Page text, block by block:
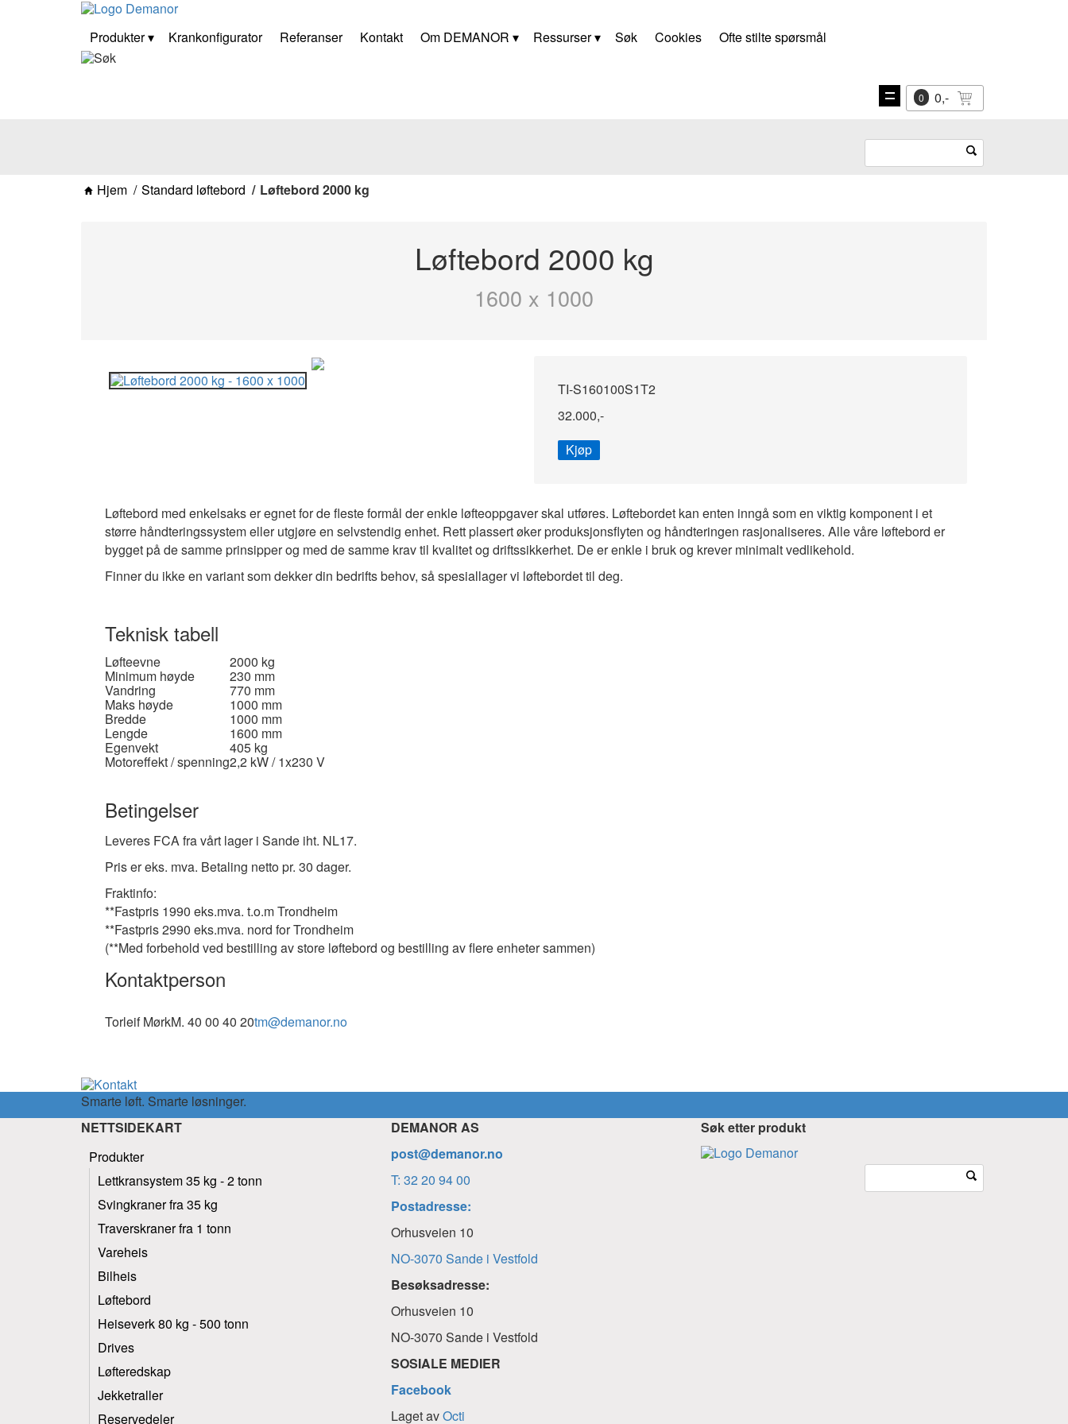
Produkter Krankonfigurator Referanser Kontakt Om DEMANOR Ressurser Søk Cookies Ofte stilte spørsmål
0 0,-
Vis
navigasjon
Hjem Standard løftebord Løftebord 2000 kg
Løftebord 2000 kg
1600 x 1000
TI-S160100S1T2
32.000,-
Kjøp
Løftebord med enkelsaks er egnet for de fleste formål der enkle løfteoppgaver skal utføres. Løftebordet kan enten inngå som en viktig komponent i et
større håndteringssystem eller utgjøre en selvstendig enhet. Rett plassert øker produksjonsflyten og håndteringen rasjonaliseres. Alle våre løftebord er
bygget på de samme prinsipper og med de samme krav til kvalitet og driftssikkerhet. De er enkle i bruk og krever minimalt vedlikehold.
Finner du ikke en variant som dekker din bedrifts behov, så spesiallager vi løftebordet til deg.
Teknisk tabell
Løfteevne 2000 kg
Minimum høyde 230 mm
Vandring 770 mm
Maks høyde 1000 mm
Bredde 1000 mm
Lengde 1600 mm
Egenvekt 405 kg
Motoreffekt / spenning2,2 kW / 1x230 V
Betingelser
Leveres FCA fra vårt lager i Sande iht. NL17.
Pris er eks. mva. Betaling netto pr. 30 dager.
Fraktinfo:
**Fastpris 1990 eks.mva. t.o.m Trondheim
**Fastpris 2990 eks.mva. nord for Trondheim
(**Med forbehold ved bestilling av store løftebord og bestilling av flere enheter sammen)
Kontaktperson
Torleif MørkM. 40 00 40 20tm@demanor.no
Smarte løft. Smarte løsninger.
NETTSIDEKART
Produkter
Lettkransystem 35 kg - 2 tonn
Svingkraner fra 35 kg
Traverskraner fra 1 tonn
Vareheis
Bilheis
Løftebord
Heiseverk 80 kg - 500 tonn
Drives
Løfteredskap
Jekketraller
Reservedeler
DEMANOR AS
post@demanor.no
T: 32 20 94 00
Postadresse:
Orhusveien 10
NO-3070 Sande i Vestfold
Besøksadresse:
Orhusveien 10
NO-3070 Sande i Vestfold
SOSIALE MEDIER
Facebook
Laget avOcti
Søk etter produkt